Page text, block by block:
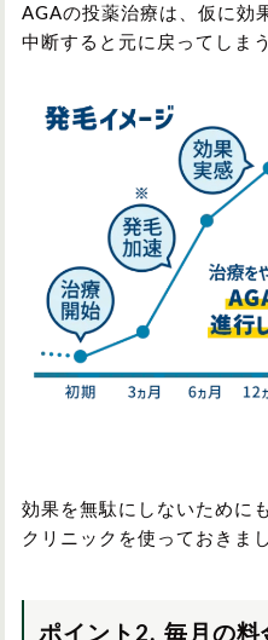
AGAの投薬治療は、仮に効
中断すると元に戻ってしま
効果を無駄にしないために
クリニックを使っておきま
ポイント2. 毎月の料